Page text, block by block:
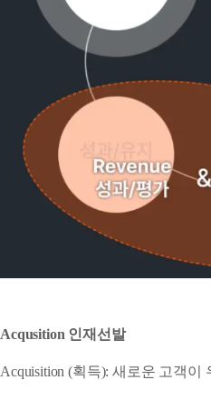
Acqusition 인재선발
Acquisition (획득): 새로운 고객